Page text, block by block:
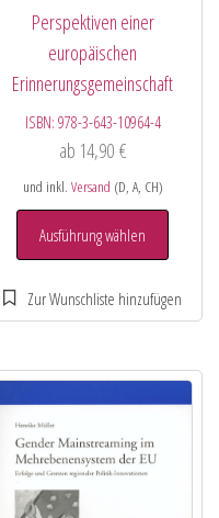
Perspektiven einer
europäischen
Erinnerungsgemeinschaft
ISBN: 978-3-643-10964-4
ab 14,90 €
und inkl. Versand (D, A, CH)
Ausführung wählen